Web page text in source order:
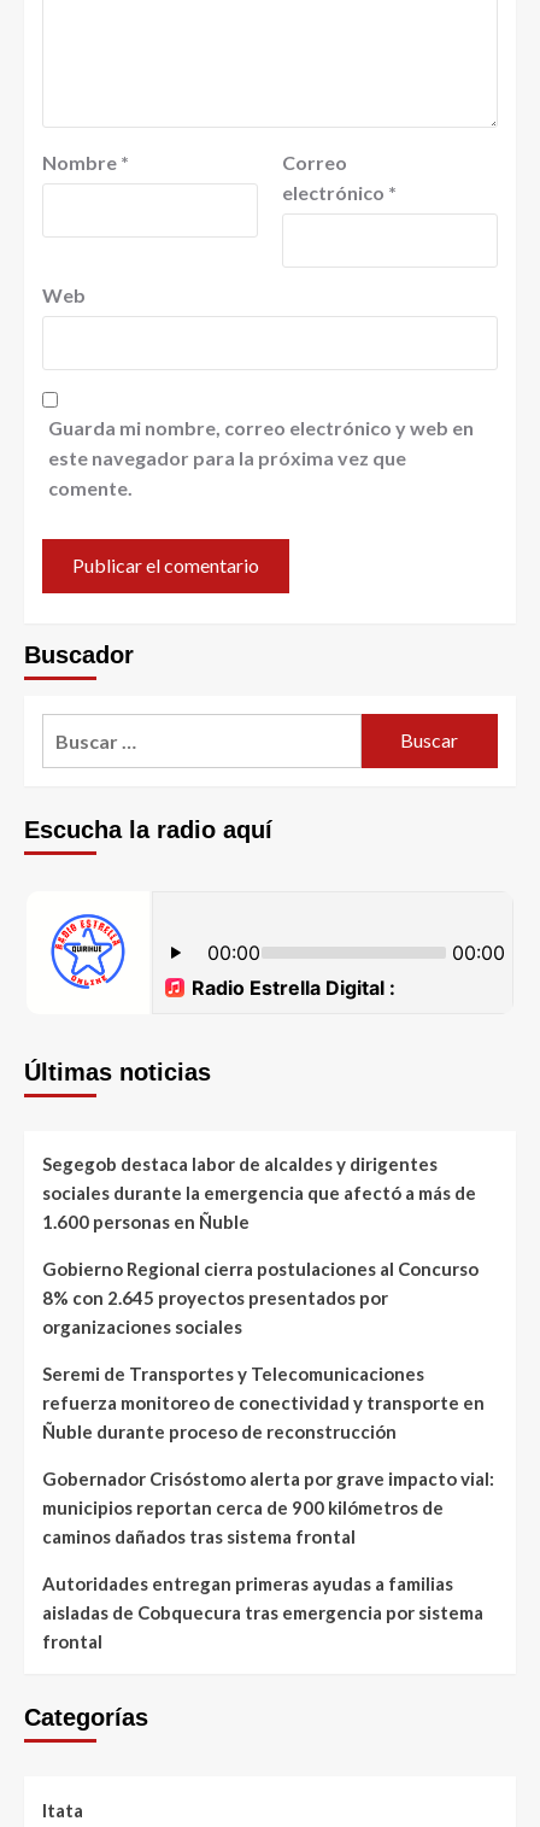
Nombre *
Correo
electrónico *
Web
Guarda mi nombre, correo electrónico y web en
este navegador para la próxima vez que
comente.
Buscador
Escucha la radio aquí
Últimas noticias
Segegob destaca labor de alcaldes y dirigentes
sociales durante la emergencia que afectó a más de
1.600 personas en Ñuble
Gobierno Regional cierra postulaciones al Concurso
8% con 2.645 proyectos presentados por
organizaciones sociales
Seremi de Transportes y Telecomunicaciones
refuerza monitoreo de conectividad y transporte en
Ñuble durante proceso de reconstrucción
Gobernador Crisóstomo alerta por grave impacto vial:
municipios reportan cerca de 900 kilómetros de
caminos dañados tras sistema frontal
Autoridades entregan primeras ayudas a familias
aisladas de Cobquecura tras emergencia por sistema
frontal
Categorías
Itata